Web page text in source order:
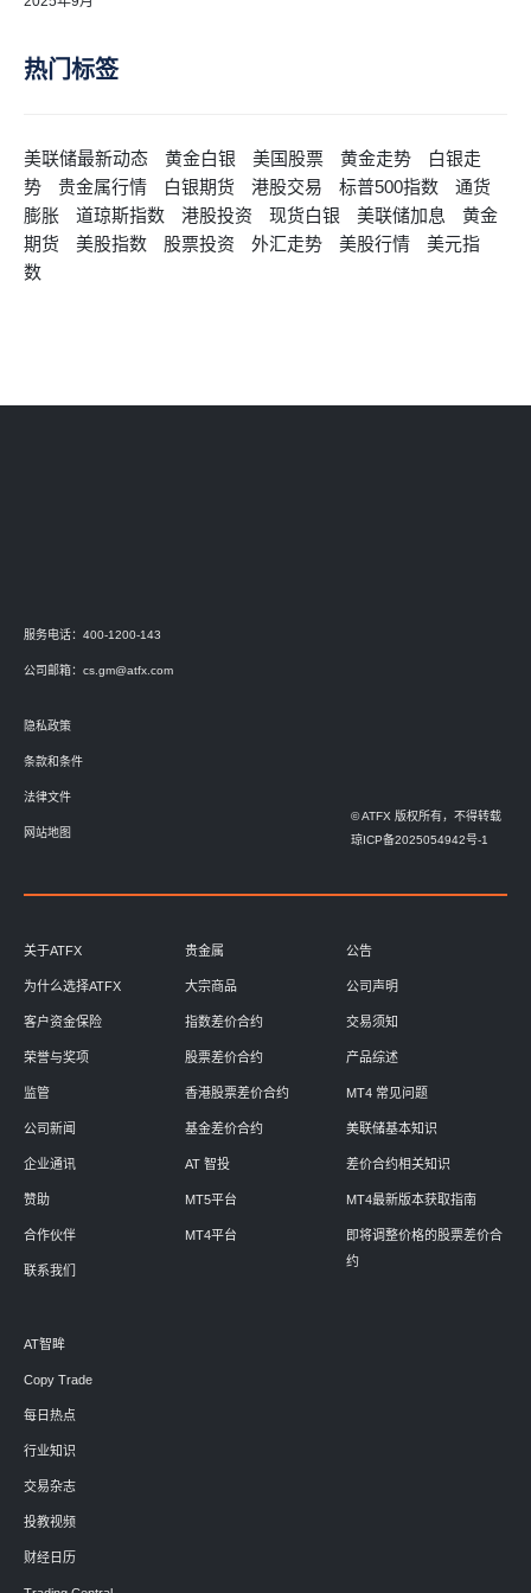
热门标签
美联储最新动态 黄金白银 美国股票 黄金走势
白银走
势
贵金属行情 白银期货 港股交易 标普500指数
通货
膨胀
道琼斯指数 港股投资 现货白银 美联储加息
黄金
期货
美股指数 股票投资 外汇走势 美股行情
美元指
数
服务电话：400-1200-143
公司邮箱： cs.gm@atfx.com
隐私政策
条款和条件
法律文件
网站地图
© ATFX 版权所有，不得转载
琼ICP备2025054942号-1
关于ATFX
为什么选择ATFX
客户资金保险
荣誉与奖项
监管
公司新闻
企业通讯
赞助
合作伙伴
联系我们
贵金属
大宗商品
指数差价合约
股票差价合约
香港股票差价合约
基金差价合约
AT 智投
MT5平台
MT4平台
公告
公司声明
交易须知
产品综述
MT4 常见问题
美联储基本知识
差价合约相关知识
MT4最新版本获取指南
即将调整价格的股票差价合
约
AT智眸
Copy Trade
每日热点
行业知识
交易杂志
投教视频
财经日历